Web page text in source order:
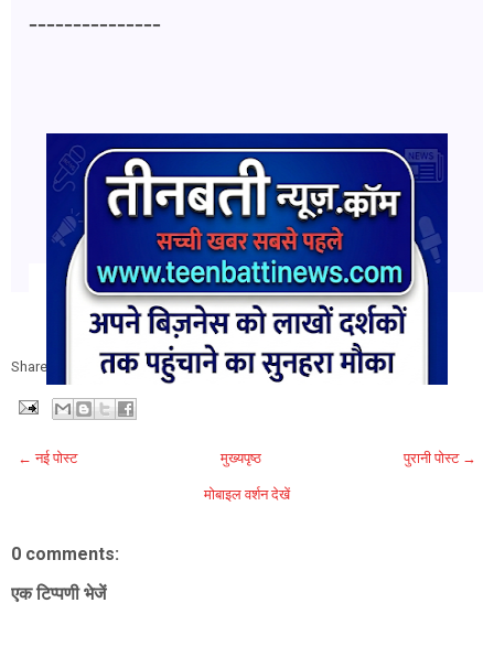
---------------
Share:
← नई पोस्ट पुरानी पोस्ट →
मुख्यपृष्ठ
मोबाइल वर्शन देखें
0 comments:
एक टिप्पणी भेजें